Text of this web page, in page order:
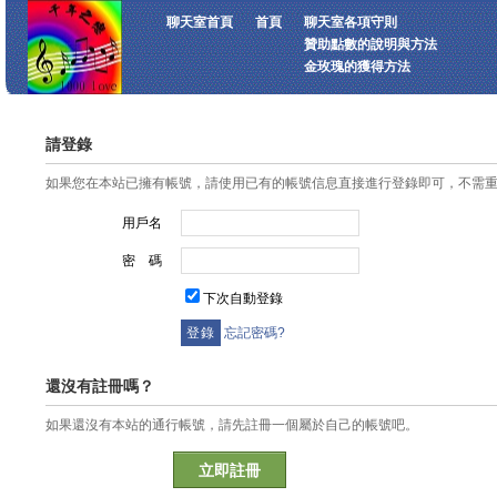
聊天室首頁 首頁
聊天室各項守則
贊助點數的說明與方法
金玫瑰的獲得方法
請登錄
如果您在本站已擁有帳號，請使用已有的帳號信息直接進行登錄即可，不需
用戶名
密 碼
下次自動登錄
忘記密碼?
還沒有註冊嗎？
如果還沒有本站的通行帳號，請先註冊一個屬於自己的帳號吧。
立即註冊